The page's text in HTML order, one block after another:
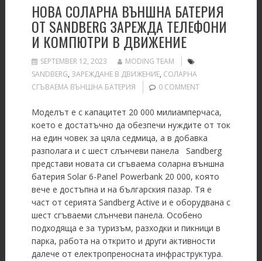
НОВА СОЛАРНА ВЪНШНА БАТЕРИЯ
ОТ SANDBERG ЗАРЕЖДА ТЕЛЕФОНИ
И КОМПЮТРИ В ДВИЖЕНИЕ
SEPTEMBER 12, 2023
MODING TEAM
SANDBERG, ЗАРЕЖДАНЕ В ДВИЖЕНИЕ, СОЛАРНА
СГЪВАЕМА ВЪНШНА БАТЕРИЯ
0 COMMENT
Моделът е с капацитет 20 000 милиамперчаса,
което е достатъчно да обезпечи нуждите от ток
на един човек за цяла седмица, а в добавка
разполага и с шест слънчеви панела Sandberg
представи новата си сгъваема соларна външна
батерия Solar 6-Panel Powerbank 20 000, която
вече е достъпна и на българския пазар. Тя е
част от серията Sandberg Active и е оборудвана с
шест сгъваеми слънчеви панела. Особено
подходяща е за туризъм, разходки и пикници в
парка, работа на открито и други активности
далече от електропреносната инфраструктура.